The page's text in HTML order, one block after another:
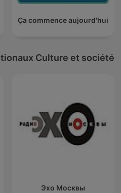
Ça commence aujourd'hui
Culture et société
Эхо Москвы